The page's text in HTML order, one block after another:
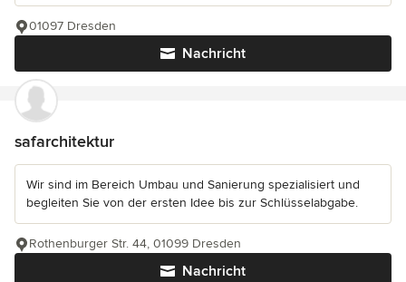
Nachricht
01097 Dresden
safarchitektur
Wir sind im Bereich Umbau und Sanierung spezialisiert und
begleiten Sie von der ersten Idee bis zur Schlüsselabgabe.
Nachricht
Rothenburger Str. 44, 01099 Dresden